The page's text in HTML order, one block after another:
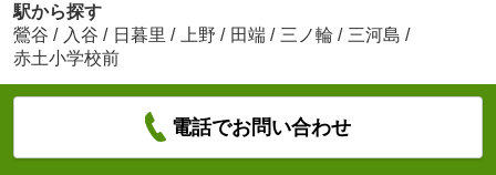
駅から探す
鶯谷 / 入谷 / 日暮里 / 上野 / 田端 / 三ノ輪 / 三河島 /
赤土小学校前
電話でお問い合わせ